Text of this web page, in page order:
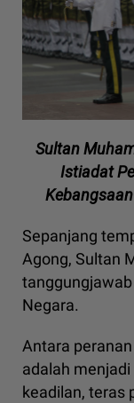
Sultan
Istiadat
Sepanjang
Agong, Sultan
Negara.
Antara
adalah
keadilan, teras